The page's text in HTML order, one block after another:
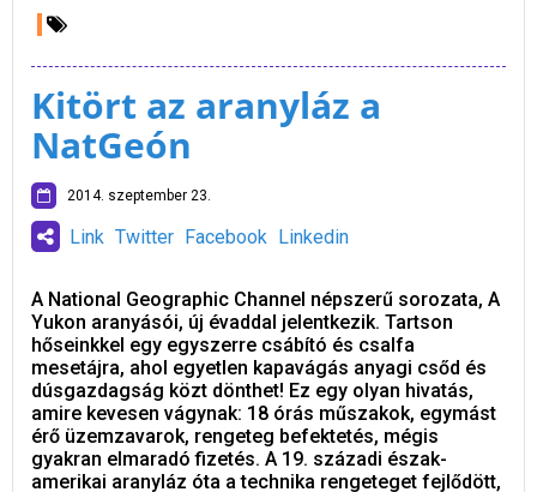
Kitört az aranyláz a
NatGeón
2014. szeptember 23.
Link Twitter Facebook Linkedin
A National Geographic Channel népszerű sorozata, A
Yukon aranyásói, új évaddal jelentkezik. Tartson
hőseinkkel egy egyszerre csábító és csalfa
mesetájra, ahol egyetlen kapavágás anyagi csőd és
dúsgazdagság közt dönthet! Ez egy olyan hivatás,
amire kevesen vágynak: 18 órás műszakok, egymást
érő üzemzavarok, rengeteg befektetés, mégis
gyakran elmaradó fizetés. A 19. századi észak-
amerikai aranyláz óta a technika rengeteget fejlődött,